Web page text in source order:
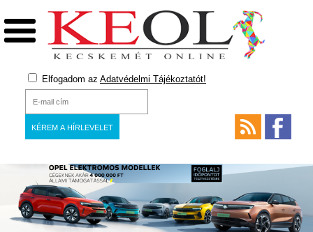
Elfogadom az Adatvédelmi Tájékoztatót!